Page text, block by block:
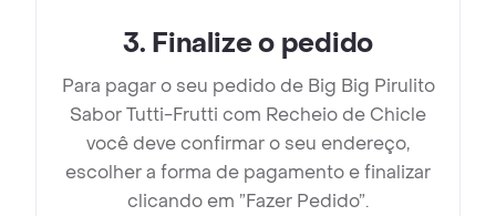
3. Finalize o pedido
Para pagar o seu pedido de Big Big Pirulito
Sabor Tutti-Frutti com Recheio de Chicle
você deve confirmar o seu endereço,
escolher a forma de pagamento e finalizar
clicando em ”Fazer Pedido”.